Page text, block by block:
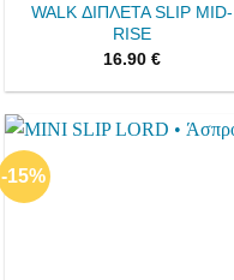
WALK ΔΙΠΛΕΤΑ SLIP MID-
RISE
16.90€
-15%